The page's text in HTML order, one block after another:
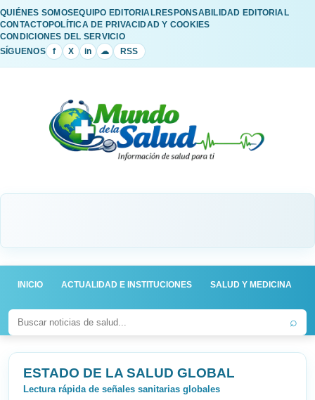
QUIÉNES SOMOSEQUIPO EDITORIALRESPONSABILIDAD EDITORIAL
CONTACTOPOLÍTICA DE PRIVACIDAD Y COOKIES
CONDICIONES DEL SERVICIO
SÍGUENOS
f X in ☁ RSS
INICIO ACTUALIDAD E INSTITUCIONES SALUD Y MEDICINA
⌕
ESTADO DE LA SALUD GLOBAL
Lectura rápida de señales sanitarias globales